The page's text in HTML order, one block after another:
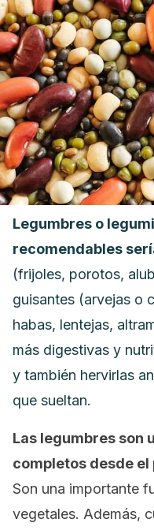
Legumbres o
recomendables
(frijoles, porotos,
guisantes (arvejas o
habas, lentejas,
más digestivas y
y también hervirlas
que sueltan.
Las legumbres son
completos desde
Son una importante
vegetales. Además,